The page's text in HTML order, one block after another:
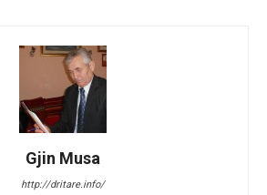
Gjin Musa
http://dritare.info/